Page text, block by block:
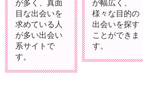
が多く、真面
目な出会いを
求めている人
が多い出会い
系サイトで
す。
が幅広く、
様々な目的の
出会いを探す
ことができま
す。